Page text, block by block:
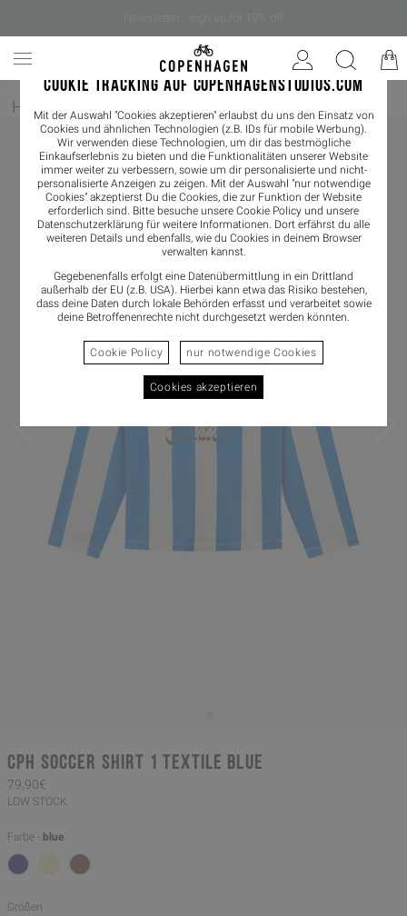
COOKIE TRACKING AUF COPENHAGENSTUDIOS.COM
Mit der Auswahl "Cookies akzeptieren" erlaubst du uns den Einsatz von
Cookies und ähnlichen Technologien (z.B. IDs für mobile Werbung).
Wir verwenden diese Technologien, um dir das bestmögliche
Einkaufserlebnis zu bieten und die Funktionalitäten unserer Website
immer weiter zu verbessern, sowie um dir personalisierte und nicht-
personalisierte Anzeigen zu zeigen. Mit der Auswahl "nur notwendige
Cookies" akzeptierst Du die Cookies, die zur Funktion der Website
erforderlich sind. Bitte besuche unsere Cookie Policy und unsere
Datenschutzerklärung für weitere Informationen. Dort erfährst du alle
weiteren Details und ebenfalls, wie du Cookies in deinem Browser
verwalten kannst.
Gegebenenfalls erfolgt eine Datenübermittlung in ein Drittland
außerhalb der EU (z.B. USA). Hierbei kann etwa das Risiko bestehen,
dass deine Daten durch lokale Behörden erfasst und verarbeitet sowie
deine Betroffenenrechte nicht durchgesetzt werden könnten.
Cookie Policy nur notwendige Cookies
Cookies akzeptieren
Home / Bekleidung
CPH SOCCER SHIRT 1 textile blue
79,90€
LOW STOCK
Farbe - blue
Größen